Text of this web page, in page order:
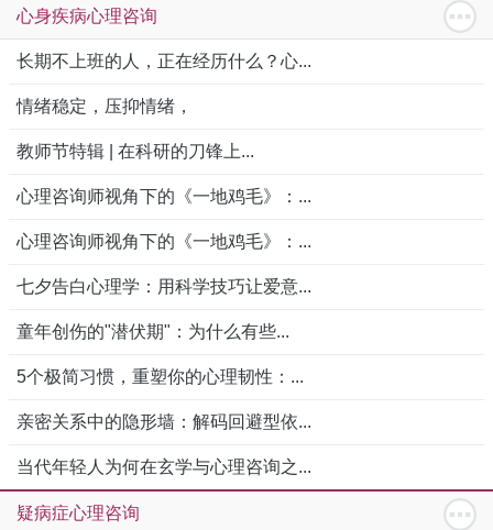
心身疾病心理咨询
长期不上班的人，正在经历什么？心...
情绪稳定，压抑情绪，
教师节特辑 | 在科研的刀锋上...
心理咨询师视角下的《一地鸡毛》：...
心理咨询师视角下的《一地鸡毛》：...
七夕告白心理学：用科学技巧让爱意...
童年创伤的"潜伏期"：为什么有些...
5个极简习惯，重塑你的心理韧性：...
亲密关系中的隐形墙：解码回避型依...
当代年轻人为何在玄学与心理咨询之...
疑病症心理咨询